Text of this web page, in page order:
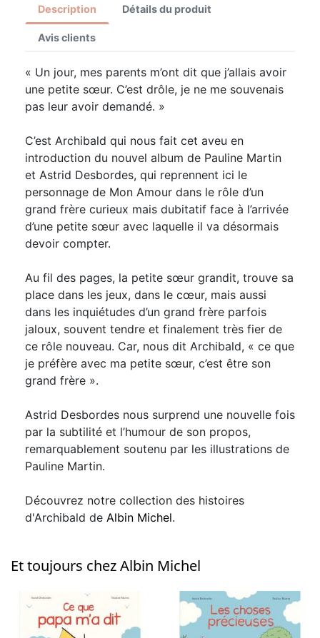
Description Détails du produit
Avis clients
« Un jour, mes parents m’ont dit que j’allais avoir
une petite sœur. C’est drôle, je ne me souvenais
pas leur avoir demandé. »
C’est Archibald qui nous fait cet aveu en
introduction du nouvel album de Pauline Martin
et Astrid Desbordes, qui reprennent ici le
personnage de Mon Amour dans le rôle d’un
grand frère curieux mais dubitatif face à l’arrivée
d’une petite sœur avec laquelle il va désormais
devoir compter.
Au fil des pages, la petite sœur grandit, trouve sa
place dans les jeux, dans le cœur, mais aussi
dans les inquiétudes d’un grand frère parfois
jaloux, souvent tendre et finalement très fier de
ce rôle nouveau. Car, nous dit Archibald, « ce que
je préfère avec ma petite sœur, c’est être son
grand frère ».
Astrid Desbordes nous surprend une nouvelle fois
par la subtilité et l’humour de son propos,
remarquablement soutenu par les illustrations de
Pauline Martin.
Découvrez notre collection des histoires
d'Archibald de Albin Michel.
Et toujours chez Albin Michel